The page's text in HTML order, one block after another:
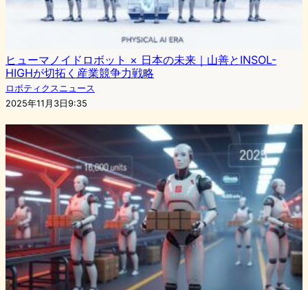
ヒューマノイドロボット × 日本の未来｜山善とINSOL-
HIGHが切拓く産業競争力戦略
ロボティクスニュース
2025年11月3日9:35